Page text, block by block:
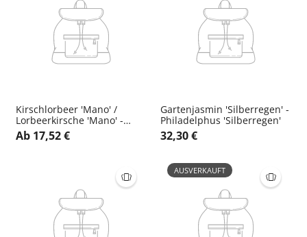
Kirschlorbeer 'Mano' /
Lorbeerkirsche 'Mano' -
Prunus laurocerasus 'Mano'
Ab 17,52 €
Gartenjasmin 'Silberregen' -
Philadelphus 'Silberregen'
32,30 €
AUSVERKAUFT